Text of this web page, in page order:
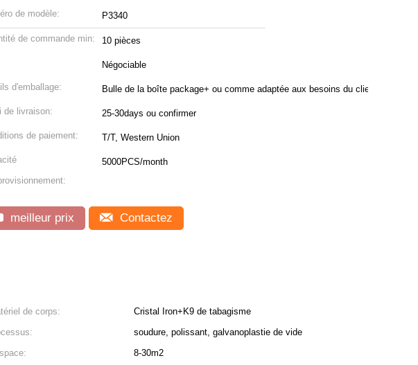
de modèle: P3340
de commande min: 10 pièces
Négociable
d'emballage: Bulle de la boîte package+ ou comme adaptée aux besoins du client
de livraison: 25-30days ou confirmer
de paiement: T/T, Western Union
5000PCS/month
meilleur prix Contactez
de corps:
Cristal Iron+K9 de tabagisme
soudure, polissant, galvanoplastie de vide
8-30m2